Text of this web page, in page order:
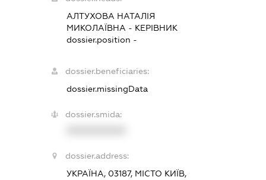
АЛТУХОВА НАТАЛІЯ
МИКОЛАЇВНА - КЕРІВНИК
dossier.position -
dossier.beneficiaries:
dossier.missingData
dossier.smida:
dossier.address:
УКРАЇНА, 03187, МІСТО КИЇВ,